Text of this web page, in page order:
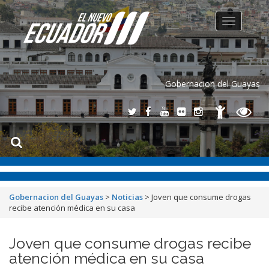
Gobernacion del Guayas
Toggle
navigation
Gobernacion del Guayas > Noticias > Joven que consume drogas
recibe atención médica en su casa
Joven que consume drogas recibe
atención médica en su casa